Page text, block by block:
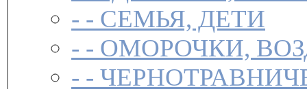
- - СЕМЬЯ, ДЕТИ
- - ОМОРОЧКИ,
- -